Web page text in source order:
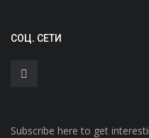
СОЦ. СЕТИ
Subscribe here to get